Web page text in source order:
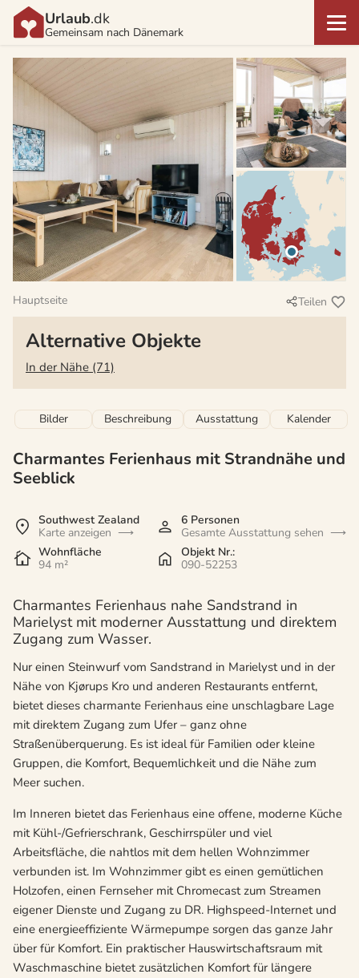
Urlaub.dk
Gemeinsam nach Dänemark
Hauptseite Teilen
Alternative Objekte
In der Nähe (71)
Bilder Beschreibung Ausstattung Kalender
Charmantes Ferienhaus mit Strandnähe und
Seeblick
Southwest Zealand
Karte anzeigen
6 Personen
Gesamte Ausstattung sehen
Wohnfläche
94 m²
Objekt Nr.:
090-52253
Charmantes Ferienhaus nahe Sandstrand in
Marielyst mit moderner Ausstattung und direktem
Zugang zum Wasser.
Nur einen Steinwurf vom Sandstrand in Marielyst und in der
Nähe von Kjørups Kro und anderen Restaurants entfernt,
bietet dieses charmante Ferienhaus eine unschlagbare Lage
mit direktem Zugang zum Ufer – ganz ohne
Straßenüberquerung. Es ist ideal für Familien oder kleine
Gruppen, die Komfort, Bequemlichkeit und die Nähe zum
Meer suchen.
Im Inneren bietet das Ferienhaus eine offene, moderne Küche
mit Kühl-/Gefrierschrank, Geschirrspüler und viel
Arbeitsfläche, die nahtlos mit dem hellen Wohnzimmer
verbunden ist. Im Wohnzimmer gibt es einen gemütlichen
Holzofen, einen Fernseher mit Chromecast zum Streamen
eigener Dienste und Zugang zu DR. Highspeed-Internet und
eine energieeffiziente Wärmepumpe sorgen das ganze Jahr
über für Komfort. Ein praktischer Hauswirtschaftsraum mit
Waschmaschine bietet zusätzlichen Komfort für längere